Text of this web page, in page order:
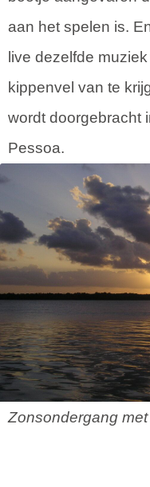
aan het spelen is.
live dezelfde
kippenvel van te
wordt doorgebracht
Pessoa.
Zonsondergang